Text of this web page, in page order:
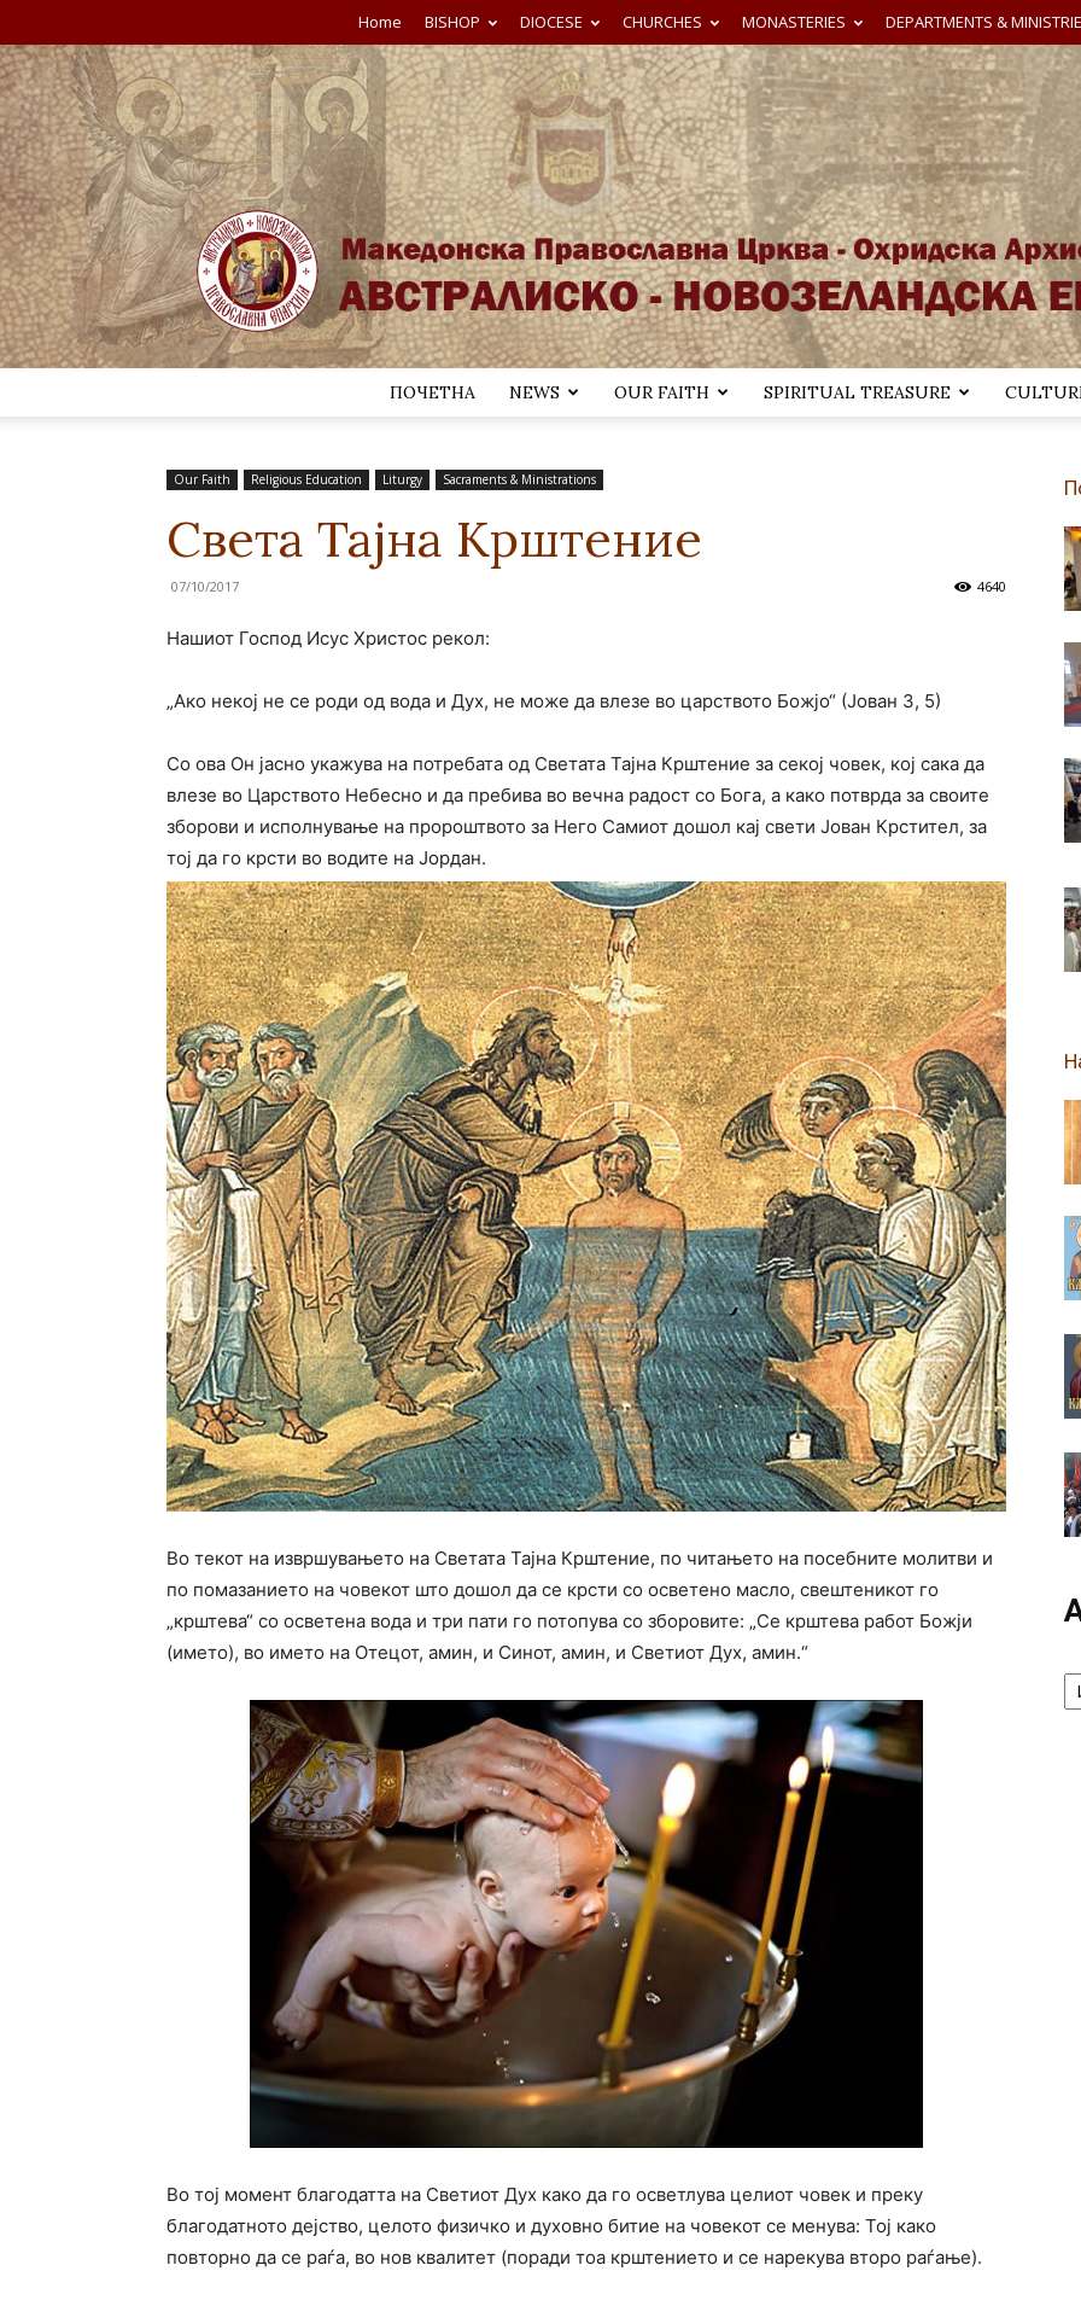
Home BISHOP DIOCESE CHURCHES MONASTERIES DEPARTMENTS &
Епархија
ПОЧЕТНА NEWS OUR FAITH SPIRITUAL TREASURE
Our Faith Religious Education Liturgy Sacraments & Ministrations
Света Тајна Крштение
07/10/2017 4640
Нашиот Господ Исус Христос рекол:
„Ако некој не се роди од вода и Дух, не може да влезе во царството Божјо“ (Јован 3, 5)
Со ова Он јасно укажува на потребата од Светата Тајна Крштение за секој човек, кој сака да
влезе во Царството Небесно и да пребива во вечна радост со Бога, а како потврда за своите
зборови и исполнување на пророштвото за Него Самиот дошол кај свети Јован Крстител, за
тој да го крсти во водите на Јордан.
Во текот на извршувањето на Светата Тајна Крштение, по читањето на посебните молитви и
по помазанието на човекот што дошол да се крсти со осветено масло, свештеникот го
„крштева“ со осветена вода и три пати го потопува со зборовите: „Се крштева работ Божји
(името), во името на Отецот, амин, и Синот, амин, и Светиот Дух, амин.“
Во тој момент благодатта на Светиот Дух како да го осветлува целиот човек и преку
благодатното дејство, целото физичко и духовно битие на човекот се менува: Тој како
повторно да се раѓа, во нов квалитет (поради тоа крштението и се нарекува второ раѓање).